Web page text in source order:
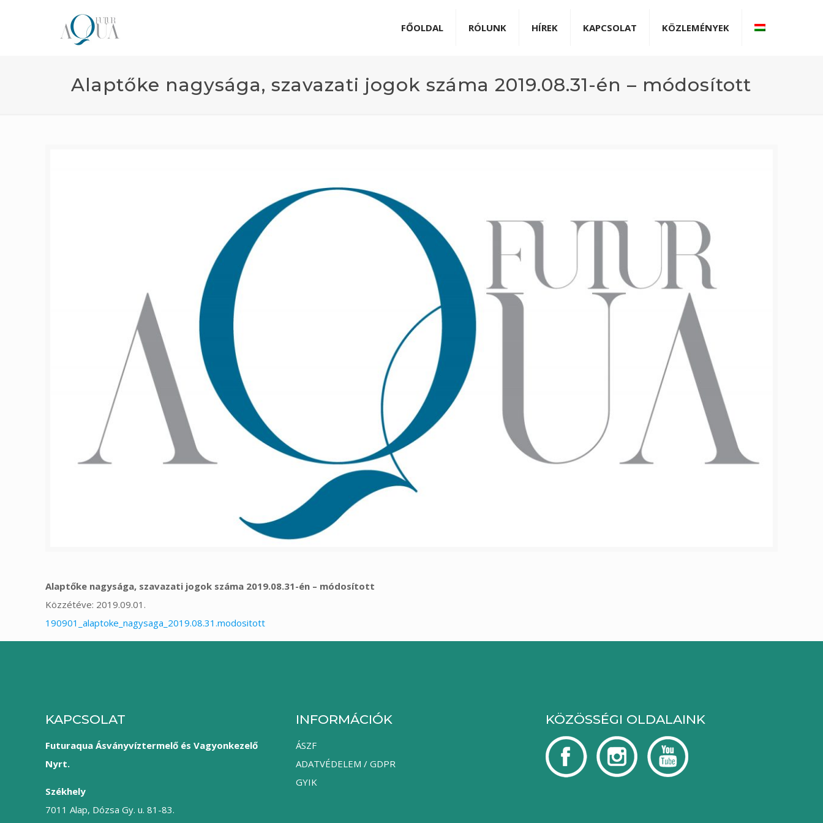
FŐOLDAL RÓLUNK HÍREK KAPCSOLAT KÖZLEMÉNYEK
Alaptőke nagysága, szavazati jogok száma 2019.08.31-én – módosított
Alaptőke nagysága, szavazati jogok száma 2019.08.31-én – módosított
Közzétéve: 2019.09.01.
190901_alaptoke_nagysaga_2019.08.31.modositott
KAPCSOLAT
Futuraqua Ásványvíztermelő és Vagyonkezelő
Nyrt.
Székhely
7011 Alap, Dózsa Gy. u. 81-83.
INFORMÁCIÓK
ÁSZF
ADATVÉDELEM / GDPR
GYIK
KÖZÖSSÉGI OLDALAINK